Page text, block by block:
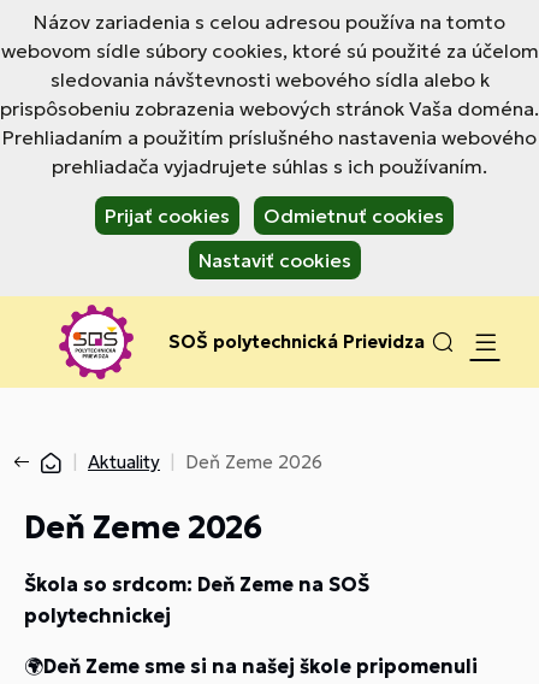
Názov zariadenia s celou adresou používa na tomto
webovom sídle súbory cookies, ktoré sú použité za účelom
sledovania návštevnosti webového sídla alebo k
prispôsobeniu zobrazenia webových stránok Vaša doména.
Prehliadaním a použitím príslušného nastavenia webového
prehliadača vyjadrujete súhlas s ich používaním.
Prijať cookies
Odmietnuť cookies
Nastaviť cookies
SOŠ polytechnická Prievidza
Aktuality Deň Zeme 2026
Deň Zeme 2026
Škola so srdcom: Deň Zeme na SOŠ
polytechnickej
🌍Deň Zeme sme si na našej škole pripomenuli